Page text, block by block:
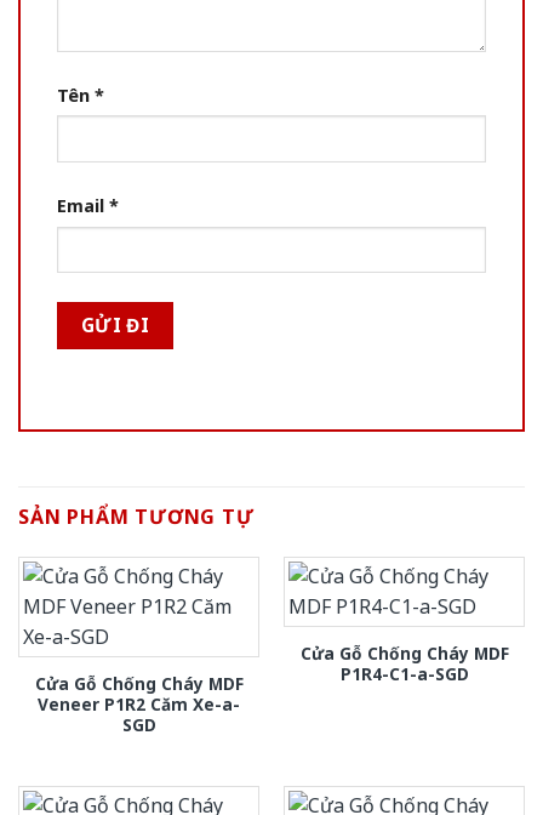
Tên *
Email *
SẢN PHẨM TƯƠNG TỰ
Cửa Gỗ Chống Cháy MDF
Veneer P1R2 Căm Xe-a-
SGD
Cửa Gỗ Chống Cháy MDF
P1R4-C1-a-SGD